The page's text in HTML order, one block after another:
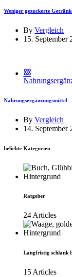
Weniger gezuckerte
By Vergleich
15. September
Nahrungsergänzungsmittel
By Vergleich
14. September
beliebte Kategorien
Ratgeber
24 Articles
Langfristig schlank
15 Articles